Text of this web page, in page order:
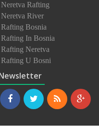
Neretva Rafting
Neretva River
Rafting Bosnia
Rafting In Bosnia
Rafting Neretva
Rafting U Bosni